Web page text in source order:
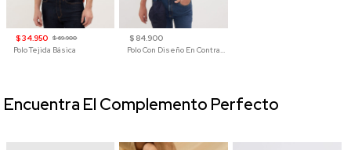
$ 34.950 $ 69.900
Polo Tejida Básica
$ 84.900
Polo Con Diseño En Contraste
Encuentra El Complemento Perfecto